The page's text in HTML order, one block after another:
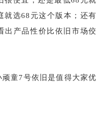
就选68元这个版本；还有
出产品性价比依旧市场佼
顽童7号依旧是值得大家优